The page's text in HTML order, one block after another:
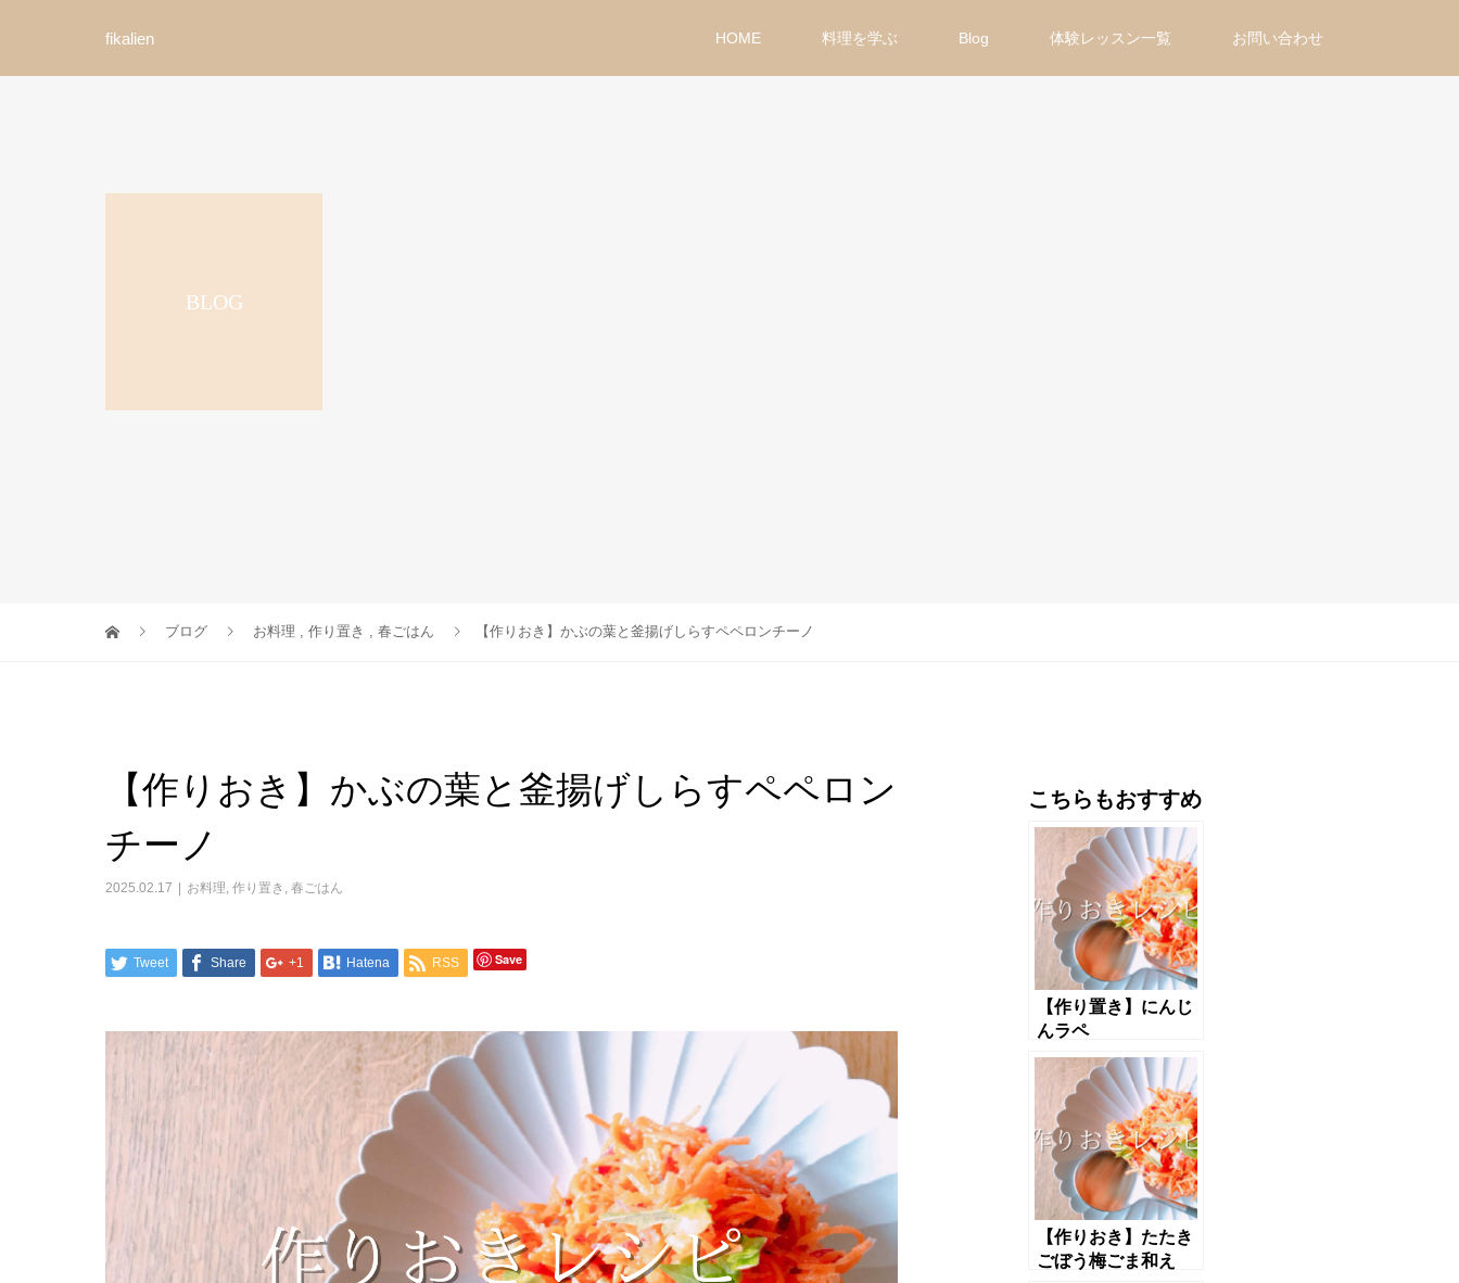
fikalien HOME 料理を学ぶ Blog 体験レッスン一覧 お問い合わせ
BLOG
ブログ お料理 , 作り置き , 春ごはん 【作りおき】かぶの葉と釜揚げしらすペペロンチーノ
【作りおき】かぶの葉と釜揚げしらすペペロン
チーノ
2025.02.17 お料理 作り置き 春ごはん
Tweet Share +1 Hatena RSS Save
こちらもおすすめ
【作り置き】にんじ
んラペ
【作りおき】たたき
ごぼう梅ごま和え